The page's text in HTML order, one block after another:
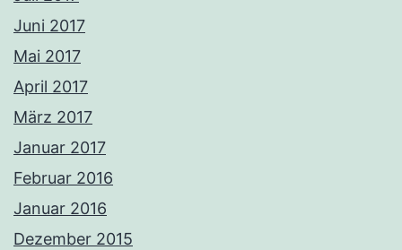
Juni 2017
Mai 2017
April 2017
März 2017
Januar 2017
Februar 2016
Januar 2016
Dezember 2015